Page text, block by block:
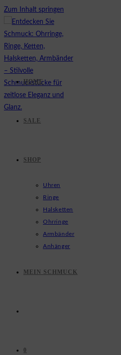
Zum Inhalt springen
HOME
SALE
SHOP
Uhren
Ringe
Halsketten
Ohrringe
Armbänder
Anhänger
MEIN SCHMUCK
0